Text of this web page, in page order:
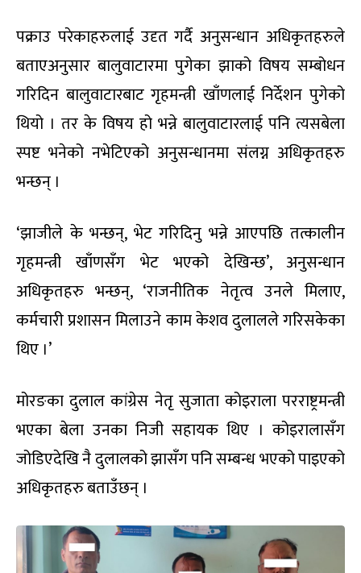
पक्राउ परेकाहरुलाई उदृत गर्दै अनुसन्धान अधिकृतहरुले
बताएअनुसार बालुवाटारमा पुगेका झाको विषय सम्बोधन
गरिदिन बालुवाटारबाट गृहमन्त्री खाँणलाई निर्देशन पुगेको
थियो । तर के विषय हो भन्ने बालुवाटारलाई पनि त्यसबेला
स्पष्ट भनेको नभेटिएको अनुसन्धानमा संलग्न अधिकृतहरु
भन्छन् ।
‘झाजीले के भन्छन्, भेट गरिदिनु भन्ने आएपछि तत्कालीन
गृहमन्त्री खाँणसँग भेट भएको देखिन्छ’, अनुसन्धान
अधिकृतहरु भन्छन्, ‘राजनीतिक नेतृत्व उनले मिलाए,
कर्मचारी प्रशासन मिलाउने काम केशव दुलालले गरिसकेका
थिए ।’
मोरङका दुलाल कांग्रेस नेतृ सुजाता कोइराला परराष्ट्रमन्त्री
भएका बेला उनका निजी सहायक थिए । कोइरालासँग
जोडिएदेखि नै दुलालको झासँग पनि सम्बन्ध भएको पाइएको
अधिकृतहरु बताउँछन् ।